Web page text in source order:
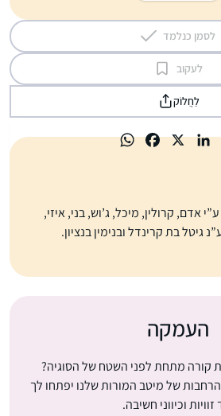
לסמן כנלמד
לעקוב
לַחֲלוֹק
אדם, קרולין, מיכל, ג’וש, בני, איזי,
גיטל בת קרינדל ובנימין בנציון.
העמקה
קורה מתחת לפני השטח של הסוגיה?
של מיטב המורות שלנו יפתחו לך
זוויות וכיווני חשיבה.